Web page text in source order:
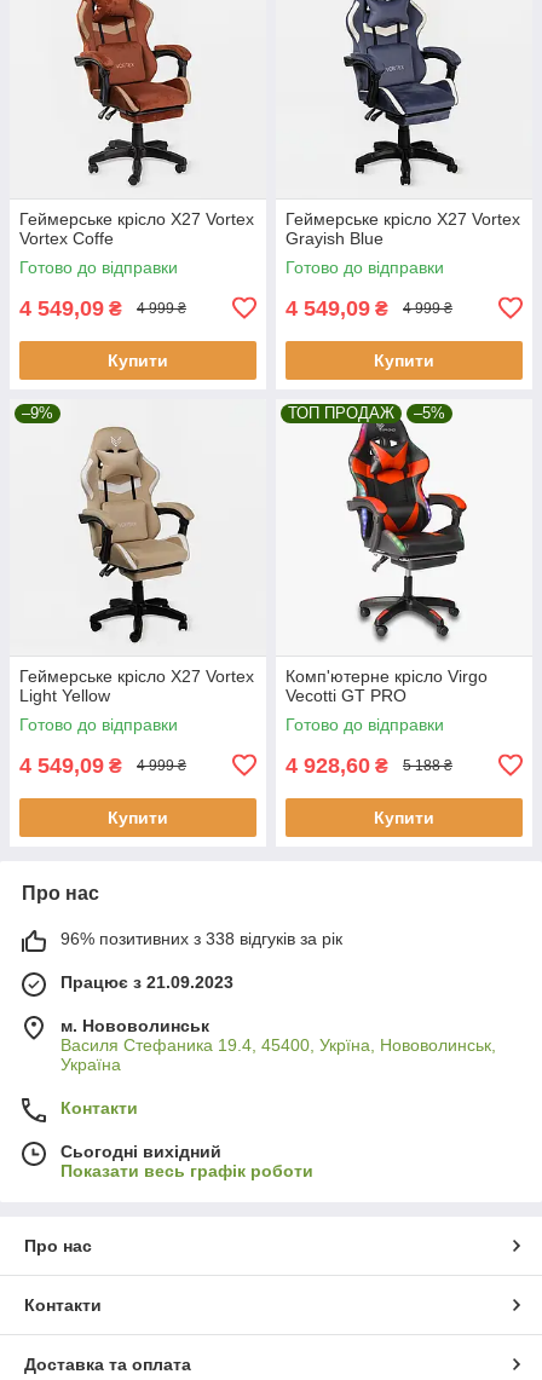
Геймерське крісло X27 Vortex
Vortex Coffe
Готово до відправки
4 549,09 ₴ 4 999 ₴
Купити
Геймерське крісло X27 Vortex
Grayish Blue
Готово до відправки
4 549,09 ₴ 4 999 ₴
Купити
–9%
Геймерське крісло X27 Vortex
Light Yellow
Готово до відправки
4 549,09 ₴ 4 999 ₴
Купити
ТОП ПРОДАЖ –5%
Комп'ютерне крісло Virgo
Vecotti GT PRO
Готово до відправки
4 928,60 ₴ 5 188 ₴
Купити
Про нас
96% позитивних з 338 відгуків за рік
Працює з 21.09.2023
м. Нововолинськ
Василя Стефаника 19.4, 45400, Укрїна, Нововолинськ,
Україна
Контакти
Сьогодні вихідний
Показати весь графік роботи
Про нас
Контакти
Доставка та оплата